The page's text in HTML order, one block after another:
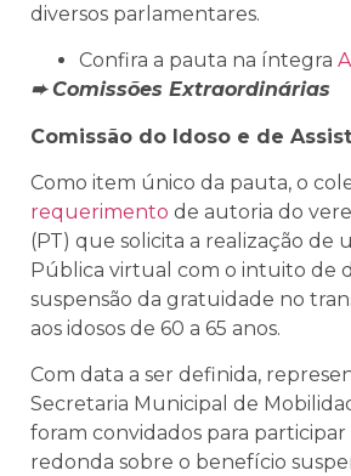
diversos parlamentares.
Confira a pauta na íntegra
➨ Comissões Extraordinárias
Comissão do Idoso e de
Como item único da pauta, o
requerimento de autoria do
(PT) que solicita a realização de
Pública virtual com o intuito de
suspensão da gratuidade no
aos idosos de 60 a 65 anos.
Com data a ser definida,
Secretaria Municipal de
foram convidados para participar
redonda sobre o benefício